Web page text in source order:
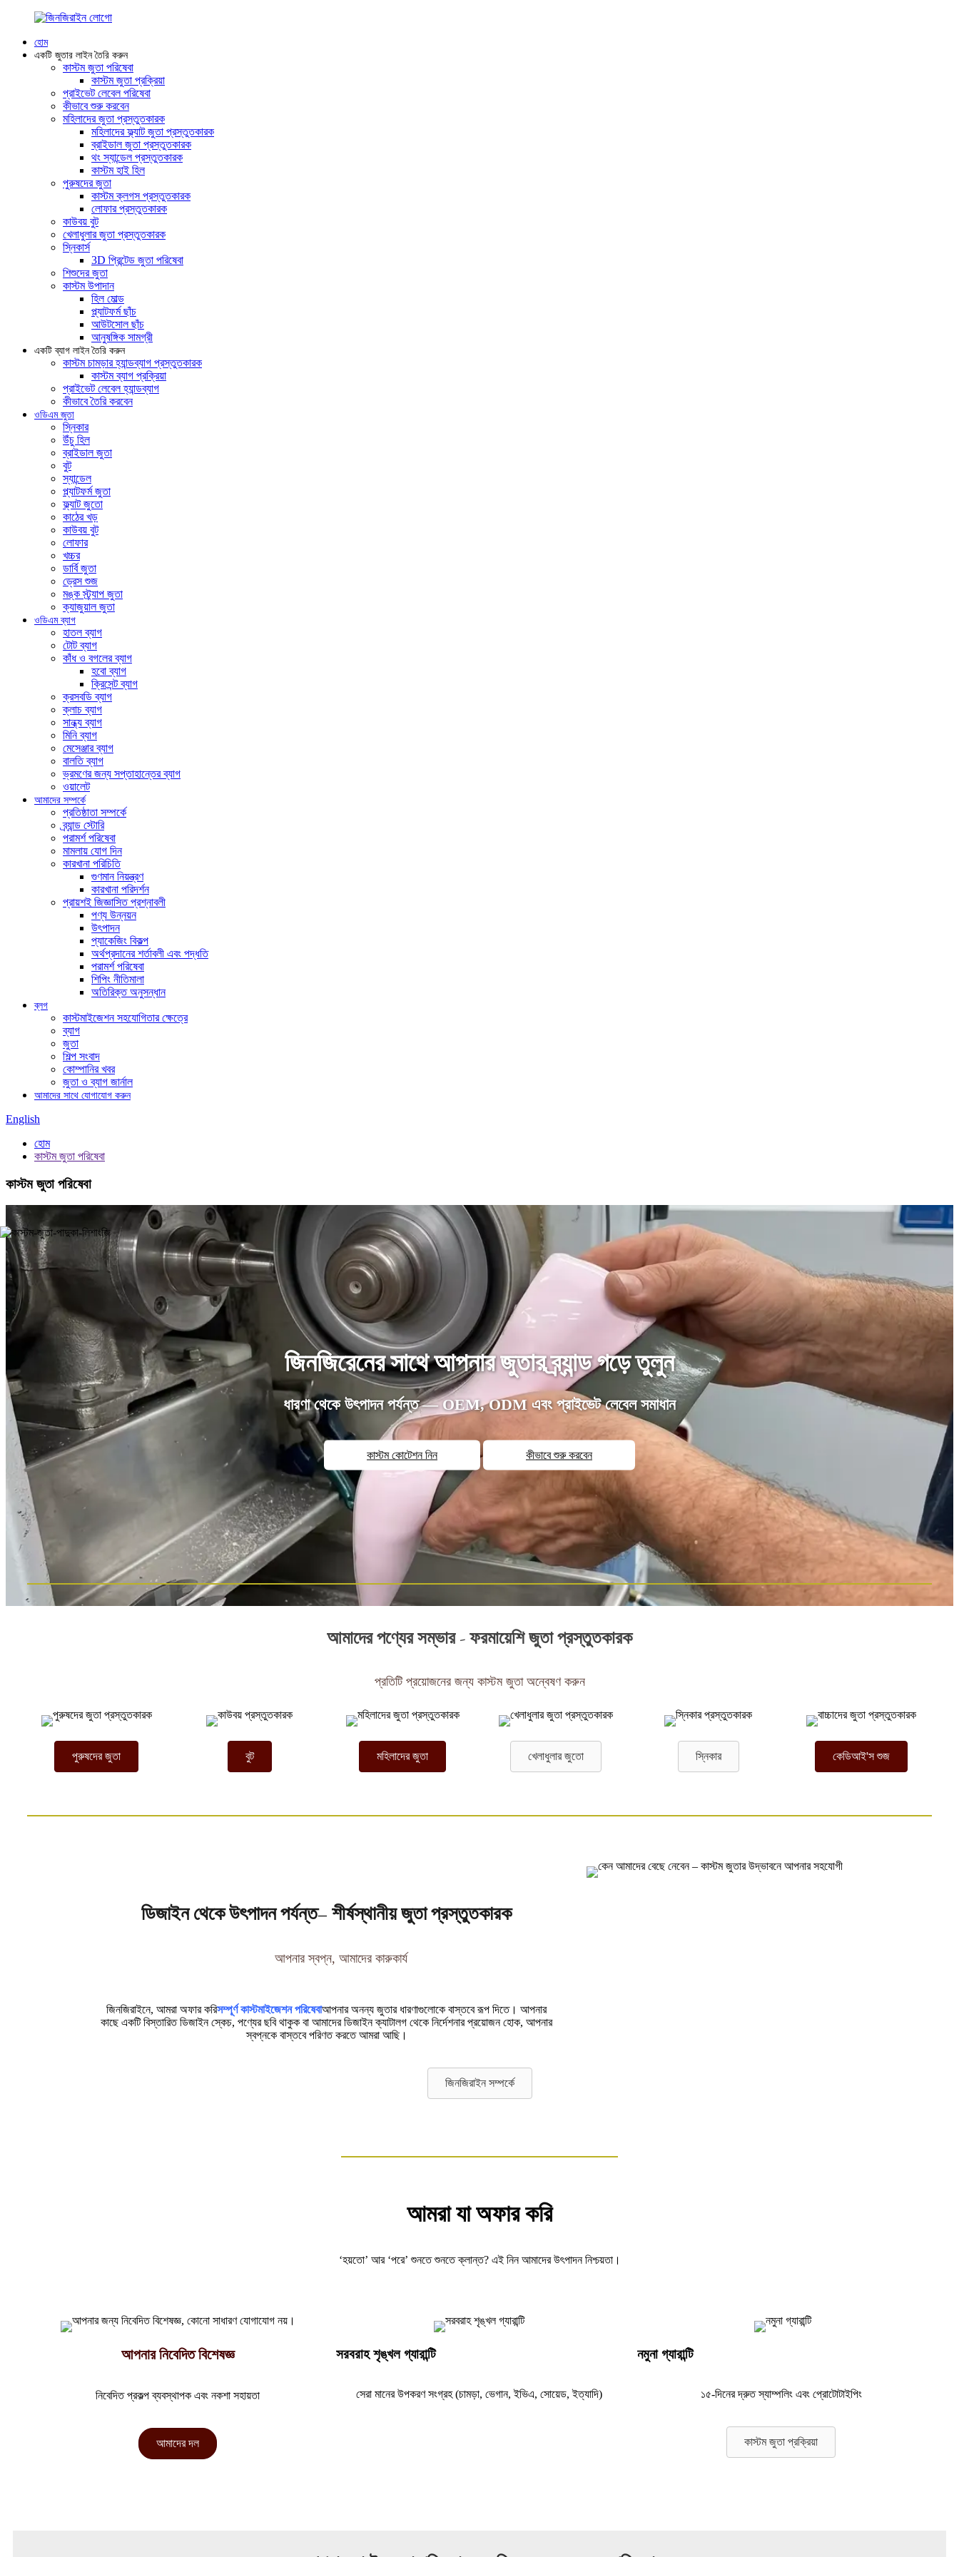
হোম
একটি জুতার লাইন তৈরি করুন
কাস্টম জুতা পরিষেবা
কাস্টম জুতা প্রক্রিয়া
প্রাইভেট লেবেল পরিষেবা
কীভাবে শুরু করবেন
মহিলাদের জুতা প্রস্তুতকারক
মহিলাদের ফ্ল্যাট জুতা প্রস্তুতকারক
ব্রাইডাল জুতা প্রস্তুতকারক
থং স্যান্ডেল প্রস্তুতকারক
কাস্টম হাই হিল
পুরুষদের জুতা
কাস্টম ক্লগস প্রস্তুতকারক
লোফার প্রস্তুতকারক
কাউবয় বুট
খেলাধুলার জুতা প্রস্তুতকারক
স্নিকার্স
3D প্রিন্টেড জুতা পরিষেবা
শিশুদের জুতা
কাস্টম উপাদান
হিল মোল্ড
প্ল্যাটফর্ম ছাঁচ
আউটসোল ছাঁচ
আনুষঙ্গিক সামগ্রী
একটি ব্যাগ লাইন তৈরি করুন
কাস্টম চামড়ার হ্যান্ডব্যাগ প্রস্তুতকারক
কাস্টম ব্যাগ প্রক্রিয়া
প্রাইভেট লেবেল হ্যান্ডব্যাগ
কীভাবে তৈরি করবেন
ওডিএম জুতা
স্নিকার
উঁচু হিল
ব্রাইডাল জুতা
বুট
স্যান্ডেল
প্ল্যাটফর্ম জুতা
ফ্ল্যাট জুতো
কাঠের খড়
কাউবয় বুট
লোফার
খচ্চর
ডার্বি জুতা
ড্রেস শুজ
মঙ্ক স্ট্র্যাপ জুতা
ক্যাজুয়াল জুতা
ওডিএম ব্যাগ
হাতল ব্যাগ
টোট ব্যাগ
কাঁধ ও বগলের ব্যাগ
হবো ব্যাগ
ক্রিসেন্ট ব্যাগ
ক্রসবডি ব্যাগ
ক্লাচ ব্যাগ
সান্ধ্য ব্যাগ
মিনি ব্যাগ
মেসেঞ্জার ব্যাগ
বালতি ব্যাগ
ভ্রমণের জন্য সপ্তাহান্তের ব্যাগ
ওয়ালেট
আমাদের সম্পর্কে
প্রতিষ্ঠাতা সম্পর্কে
ব্র্যান্ড স্টোরি
পরামর্শ পরিষেবা
মামলায় যোগ দিন
কারখানা পরিচিতি
গুণমান নিয়ন্ত্রণ
কারখানা পরিদর্শন
প্রায়শই জিজ্ঞাসিত প্রশ্নাবলী
পণ্য উন্নয়ন
উৎপাদন
প্যাকেজিং বিকল্প
অর্থপ্রদানের শর্তাবলী এবং পদ্ধতি
পরামর্শ পরিষেবা
শিপিং নীতিমালা
অতিরিক্ত অনুসন্ধান
ব্লগ
কাস্টমাইজেশন সহযোগিতার ক্ষেত্রে
ব্যাগ
জুতা
শিল্প সংবাদ
কোম্পানির খবর
জুতা ও ব্যাগ জার্নাল
আমাদের সাথে যোগাযোগ করুন
English
হোম
কাস্টম জুতা পরিষেবা
কাস্টম জুতা পরিষেবা
জিনজিরেনের সাথে আপনার জুতার ব্র্যান্ড গড়ে তুলুন
ধারণা থেকে উৎপাদন পর্যন্ত — OEM, ODM এবং প্রাইভেট লেবেল সমাধান
কাস্টম কোটেশন নিন কীভাবে শুরু করবেন
আমাদের পণ্যের সম্ভার - ফরমায়েশি জুতা প্রস্তুতকারক
প্রতিটি প্রয়োজনের জন্য কাস্টম জুতা অন্বেষণ করুন
পুরুষদের জুতা বুট মহিলাদের জুতা খেলাধুলার জুতো স্নিকার কেডিআই'স শুজ
ডিজাইন থেকে উৎপাদন পর্যন্ত– শীর্ষস্থানীয় জুতা প্রস্তুতকারক
আপনার স্বপ্ন, আমাদের কারুকার্য
জিনজিরাইনে, আমরা অফার করিসম্পূর্ণ কাস্টমাইজেশন পরিষেবাআপনার অনন্য জুতার ধারণাগুলোকে বাস্তবে রূপ দিতে। আপনার
কাছে একটি বিস্তারিত ডিজাইন স্কেচ, পণ্যের ছবি থাকুক বা আমাদের ডিজাইন ক্যাটালগ থেকে নির্দেশনার প্রয়োজন হোক, আপনার
স্বপ্নকে বাস্তবে পরিণত করতে আমরা আছি।
জিনজিরাইন সম্পর্কে
আমরা যা অফার করি
‘হয়তো’ আর ‘পরে’ শুনতে শুনতে ক্লান্ত? এই নিন আমাদের উৎপাদন নিশ্চয়তা।
আপনার নিবেদিত বিশেষজ্ঞ
নিবেদিত প্রকল্প ব্যবস্থাপক এবং নকশা সহায়তা
আমাদের দল
সরবরাহ শৃঙ্খল গ্যারান্টি
সেরা মানের উপকরণ সংগ্রহ (চামড়া, ভেগান, ইভিএ, সোয়েড, ইত্যাদি)
নমুনা গ্যারান্টি
১৫-দিনের দ্রুত স্যাম্পলিং এবং প্রোটোটাইপিং
কাস্টম জুতা প্রক্রিয়া